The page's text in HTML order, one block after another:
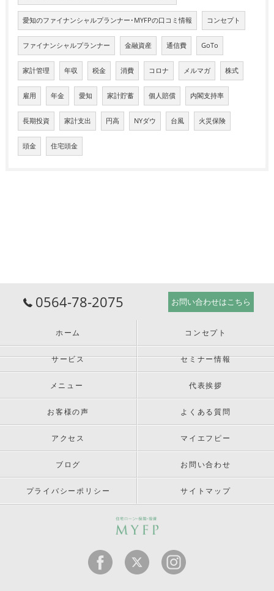
愛知のファイナンシャルプランナー･MYFPの口コミ情報 コンセプト
ファイナンシャルプランナー 金融資産 通信費 GoTo
家計管理 年収 税金 消費 コロナ メルマガ 株式
雇用 年金 愛知 家計貯蓄 個人賠償 内閣支持率
長期投資 家計支出 円高 NYダウ 台風 火災保険
頭金 住宅頭金
0564-78-2075 お問い合わせはこちら
ホーム コンセプト
サービス セミナー情報
メニュー 代表挨拶
お客様の声 よくある質問
アクセス マイエフピー
ブログ お問い合わせ
プライバシーポリシー サイトマップ